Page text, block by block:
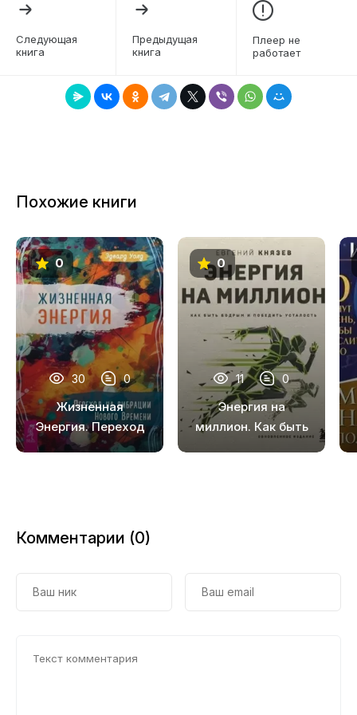
внутреннюю гармонию, укрепить самочувствие
воспринимать происходящее иначе — как
ограничений.
7
12
13
14
15
16
Следующая
книга
Предыдущая
книга
Плеер не
работает
Похожие книги
0
30 0
Жизненная
Энергия. Переход
на вибрации
0
11 0
Энергия на
миллион. Как быть
Комментарии (0)